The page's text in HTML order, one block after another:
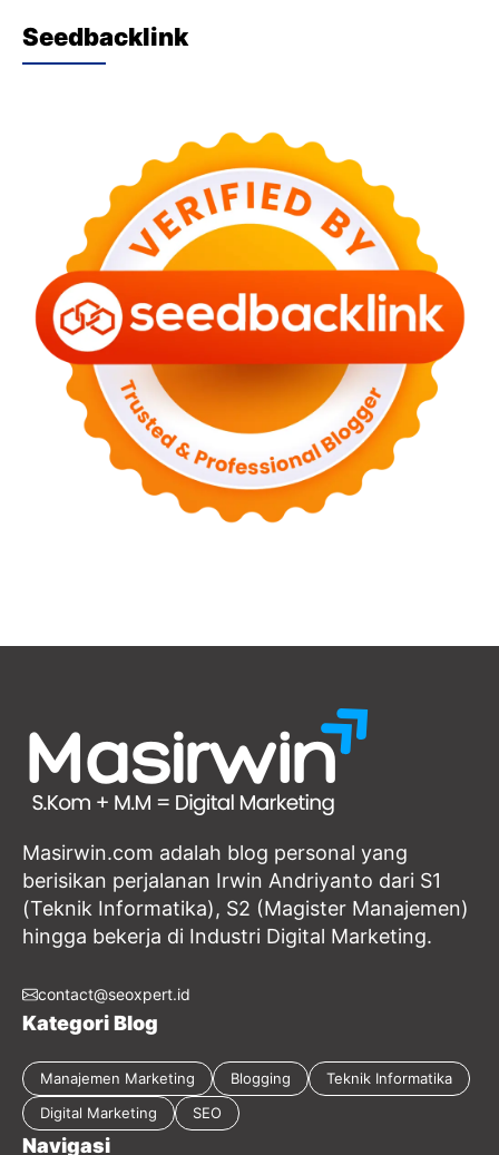
Seedbacklink
Masirwin.com adalah blog personal yang
berisikan perjalanan Irwin Andriyanto dari S1
(Teknik Informatika), S2 (Magister Manajemen)
hingga bekerja di Industri Digital Marketing.
contact@seoxpert.id
Kategori Blog
Manajemen Marketing Blogging
Teknik Informatika
Digital Marketing
SEO
Navigasi